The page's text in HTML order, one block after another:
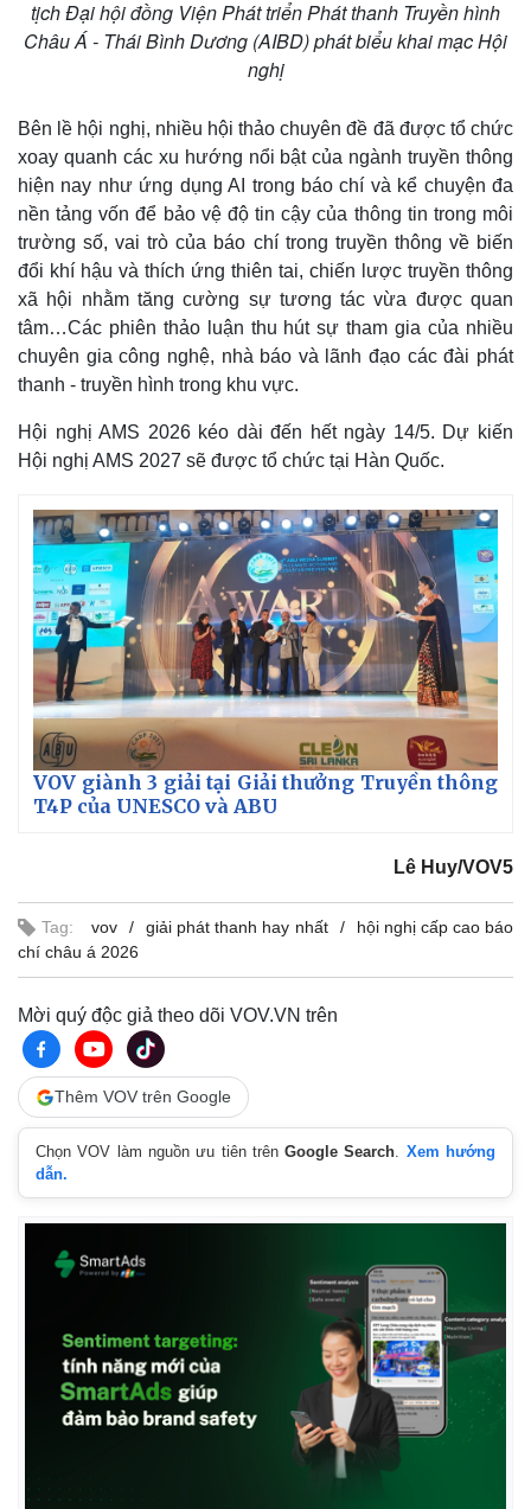
Pháp luật
Vụ án
Tin nóng
Tư vấn luật
tịch Đại hội đồng Viện Phát triển Phát thanh Truyền hình
Châu Á - Thái Bình Dương (AIBD) phát biểu khai mạc Hội
nghị
Bên lề hội nghị, nhiều hội thảo chuyên đề đã được tổ chức
xoay quanh các xu hướng nổi bật của ngành truyền thông
hiện nay như ứng dụng AI trong báo chí và kể chuyện đa
nền tảng vốn để bảo vệ độ tin cậy của thông tin trong môi
trường số, vai trò của báo chí trong truyền thông về biến
đổi khí hậu và thích ứng thiên tai, chiến lược truyền thông
xã hội nhằm tăng cường sự tương tác vừa được quan
tâm…Các phiên thảo luận thu hút sự tham gia của nhiều
chuyên gia công nghệ, nhà báo và lãnh đạo các đài phát
thanh - truyền hình trong khu vực.
Hội nghị AMS 2026 kéo dài đến hết ngày 14/5. Dự kiến
Hội nghị AMS 2027 sẽ được tổ chức tại Hàn Quốc.
VOV giành 3 giải tại Giải thưởng Truyền thông
T4P của UNESCO và ABU
Lê Huy/VOV5
Tag: vov giải phát thanh hay nhất
hội nghị cấp cao báo
chí châu á 2026
Mời quý độc giả theo dõi VOV.VN trên
Thêm VOV trên Google
Chọn VOV làm nguồn ưu tiên trênGoogle Search. Xem hướng
dẫn.